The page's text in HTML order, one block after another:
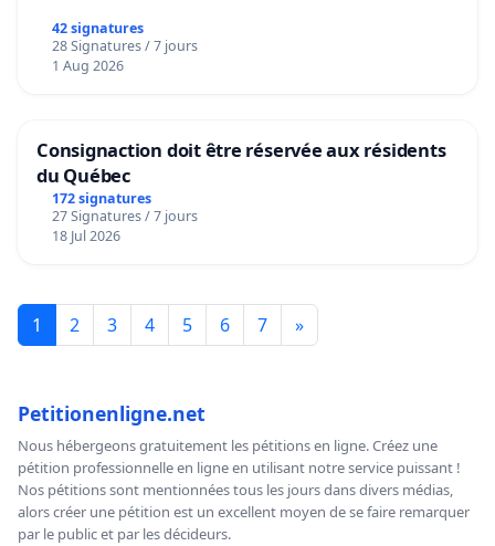
42 signatures
28 Signatures / 7 jours
1 Aug 2026
Consignaction doit être réservée aux résidents
du Québec
172 signatures
27 Signatures / 7 jours
18 Jul 2026
1 2 3 4 5 6 7 »
Petitionenligne.net
Nous hébergeons gratuitement les pétitions en ligne. Créez une
pétition professionnelle en ligne en utilisant notre service puissant !
Nos pétitions sont mentionnées tous les jours dans divers médias,
alors créer une pétition est un excellent moyen de se faire remarquer
par le public et par les décideurs.